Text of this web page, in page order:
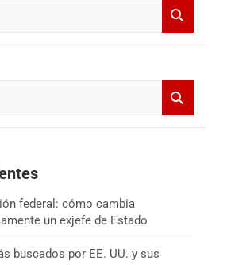
federal: cómo cambia
un exjefe de Estado
buscados por EE. UU. y sus